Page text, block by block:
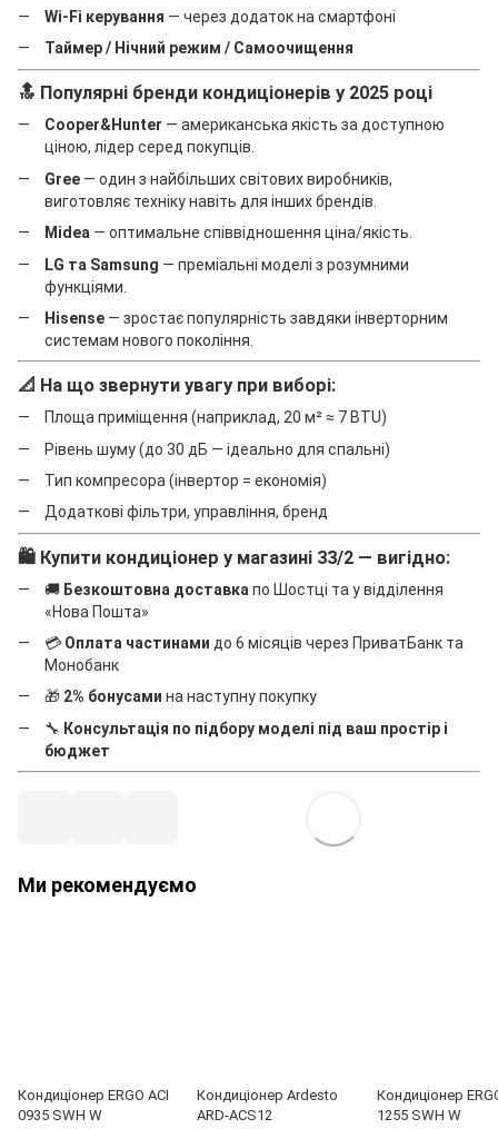
Wi-Fi керування — через додаток на смартфоні
Таймер / Нічний режим / Самоочищення
🔝 Популярні бренди кондиціонерів у 2025 році
Cooper&Hunter — американська якість за доступною
ціною, лідер серед покупців.
Gree — один з найбільших світових виробників,
виготовляє техніку навіть для інших брендів.
Midea — оптимальне співвідношення ціна/якість.
LG та Samsung — преміальні моделі з розумними
функціями.
Hisense — зростає популярність завдяки інверторним
системам нового покоління.
📐 На що звернути увагу при виборі:
Площа приміщення (наприклад, 20 м² ≈ 7 BTU)
Рівень шуму (до 30 дБ — ідеально для спальні)
Тип компресора (інвертор = економія)
Додаткові фільтри, управління, бренд
🛍️ Купити кондиціонер у магазині 33/2 — вигідно:
🚚 Безкоштовна доставка по Шостці та у відділення
«Нова Пошта»
💳 Оплата частинами до 6 місяців через ПриватБанк та
Монобанк
🎁 2% бонусами на наступну покупку
🔧 Консультація по підбору моделі під ваш простір і
бюджет
Ми рекомендуємо
Кондиціонер ERGO ACI
0935 SWН W
Кондиціонер Ardesto
ARD-ACS12
Кондиціонер
1255 SWН W